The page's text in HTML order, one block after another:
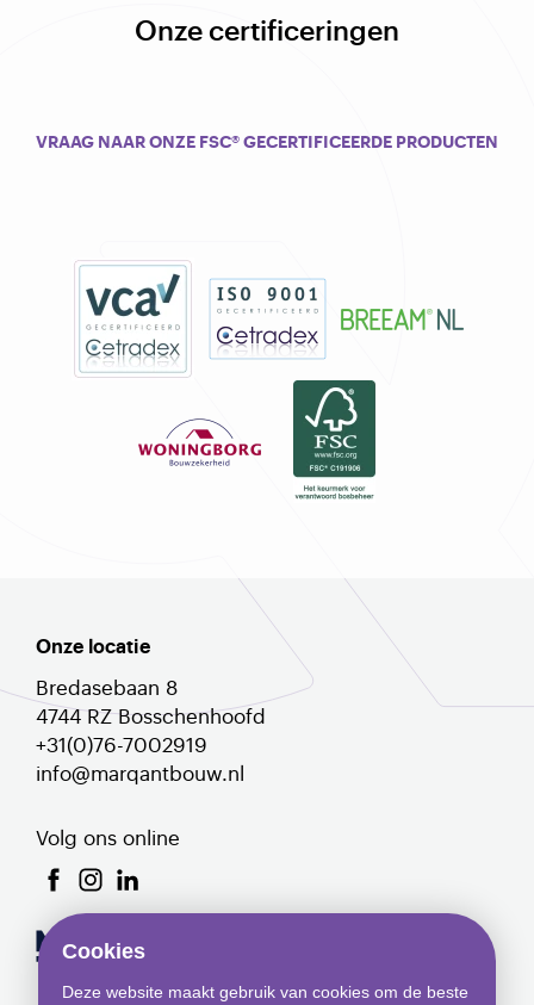
Cookies
Deze website maakt gebruik van cookies om de beste
Onze certificeringen
VRAAG NAAR ONZE FSC® GECERTIFICEERDE PRODUCTEN
Onze locatie
Bredasebaan 8
4744 RZ Bosschenhoofd
+31(0)76-7002919
info@marqantbouw.nl
Volg ons online